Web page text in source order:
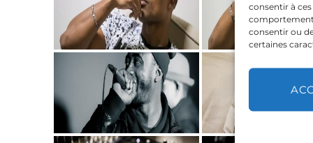
consentir à
comportement
consentir ou
certaines